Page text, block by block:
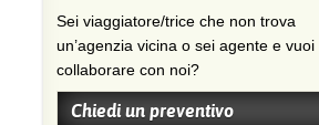
Sei viaggiatore/trice che non trova
un’agenzia vicina o sei agente e vuoi
collaborare con noi?
Chiedi un preventivo